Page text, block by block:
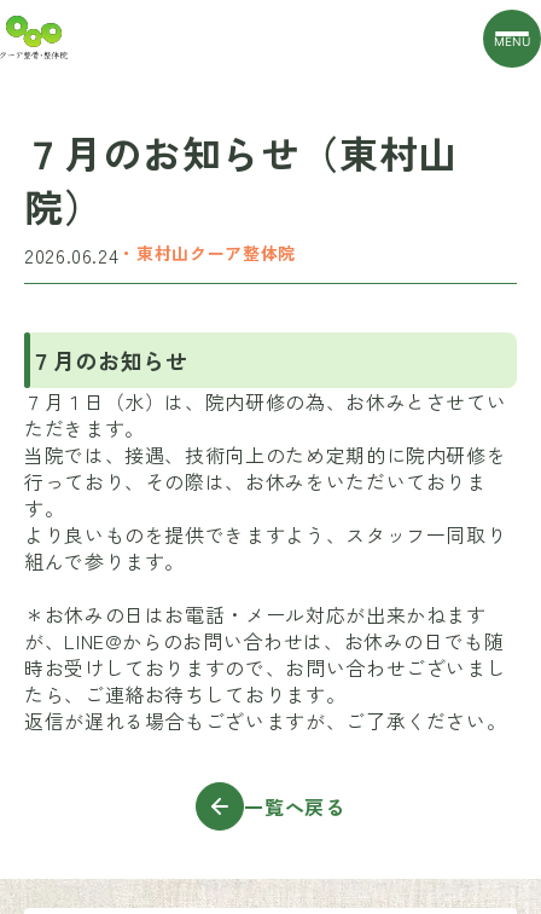
MENU
７月のお知らせ（東村山
院）
2026.06.24 ・東村山クーア整体院
７月のお知らせ
７月１日（水）は、院内研修の為、お休みとさせてい
ただきます。
当院では、接遇、技術向上のため定期的に院内研修を
行っており、その際は、お休みをいただいておりま
す。
より良いものを提供できますよう、スタッフ一同取り
組んで参ります。
＊お休みの日はお電話・メール対応が出来かねます
が、LINE@からのお問い合わせは、お休みの日でも随
時お受けしておりますので、お問い合わせございまし
たら、ご連絡お待ちしております。
返信が遅れる場合もございますが、ご了承ください。
一覧へ戻る